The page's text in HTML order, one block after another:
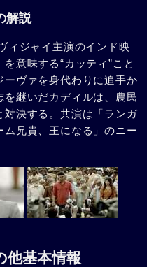
解説
ィジャイ主演のインド映
意味する“カッティ”こと
ーヴァを身代わりに追手か
継いだカディルは、農民
決する。共演は「ランガ
兄貴、王になる」のニー
他基本情報